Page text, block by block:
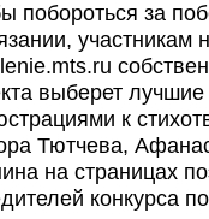
побороться за
участникам
выберет
к
Тютчева,
на страницах
конкурса